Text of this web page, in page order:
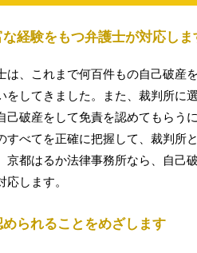
経験をもつ弁護士が対応しま
、これまで何百件もの自己破産
をしてきました。また、裁判所に
己破産をして免責を認めてもらう
すべてを正確に把握して、裁判所
京都はるか法律事務所なら、自己
します。
られることをめざします